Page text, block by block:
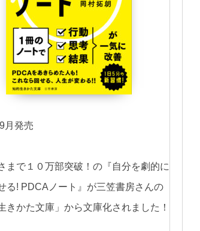
月発売
まで１０万部突破！の『自分を劇的に
る! PDCAノート』が三笠書房さんの
きかた文庫」から文庫化されました！